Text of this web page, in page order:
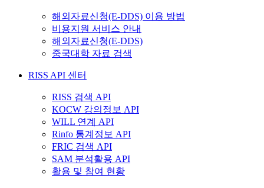
해외자료신청(E-DDS) 이용 방법
비용지원 서비스 안내
해외자료신청(E-DDS)
중국대학 자료 검색
RISS API 센터
RISS 검색 API
KOCW 강의정보 API
WILL 연계 API
Rinfo 통계정보 API
FRIC 검색 API
SAM 분석활용 API
활용 및 참여 현황